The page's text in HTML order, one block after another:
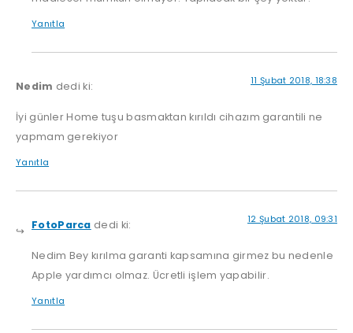
Yanıtla
Nedim dedi ki: 11 Şubat 2018, 18:38
İyi günler Home tuşu basmaktan kırıldı cihazım garantili ne
yapmam gerekiyor
Yanıtla
FotoParca dedi ki: 12 Şubat 2018, 09:31
Nedim Bey kırılma garanti kapsamına girmez bu nedenle
Apple yardımcı olmaz. Ücretli işlem yapabilir.
Yanıtla